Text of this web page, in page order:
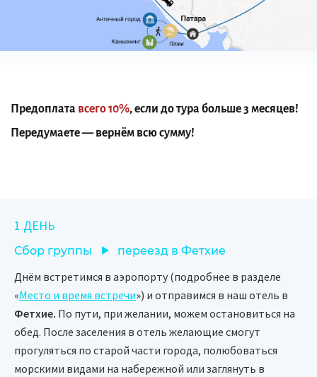
Предоплата всего 10%, если до тура больше 3 месяцев!
Передумаете — вернём всю сумму!
1 ДЕНЬ
Сбор группы переезд в Фетхие
Днём встретимся в аэропорту (подробнее в разделе
«Место и время встречи») и отправимся в наш отель в
Фетхие. По пути, при желании, можем остановиться на
обед. После заселения в отель желающие смогут
прогуляться по старой части города, полюбоваться
морскими видами на набережной или заглянуть в